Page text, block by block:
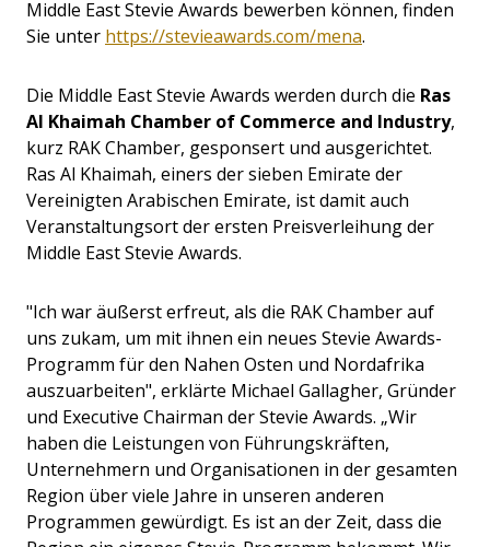
Middle East Stevie Awards bewerben können, finden
Sie unter https://stevieawards.com/mena.
Die Middle East Stevie Awards werden durch die Ras
Al Khaimah Chamber of Commerce and Industry,
kurz RAK Chamber, gesponsert und ausgerichtet.
Ras Al Khaimah, einers der sieben Emirate der
Vereinigten Arabischen Emirate, ist damit auch
Veranstaltungsort der ersten Preisverleihung der
Middle East Stevie Awards.
"Ich war äußerst erfreut, als die RAK Chamber auf
uns zukam, um mit ihnen ein neues Stevie Awards-
Programm für den Nahen Osten und Nordafrika
auszuarbeiten", erklärte Michael Gallagher, Gründer
und Executive Chairman der Stevie Awards. „Wir
haben die Leistungen von Führungskräften,
Unternehmern und Organisationen in der gesamten
Region über viele Jahre in unseren anderen
Programmen gewürdigt. Es ist an der Zeit, dass die